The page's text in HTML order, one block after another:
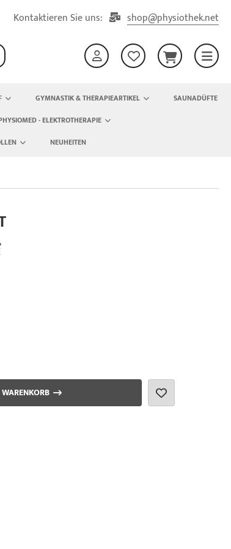
Kontaktieren Sie uns: shop@physiothek.net
GYMNASTIK & THERAPIEARTIKEL
SAUNADÜFTE
- ELEKTROTHERAPIE
NEUHEITEN